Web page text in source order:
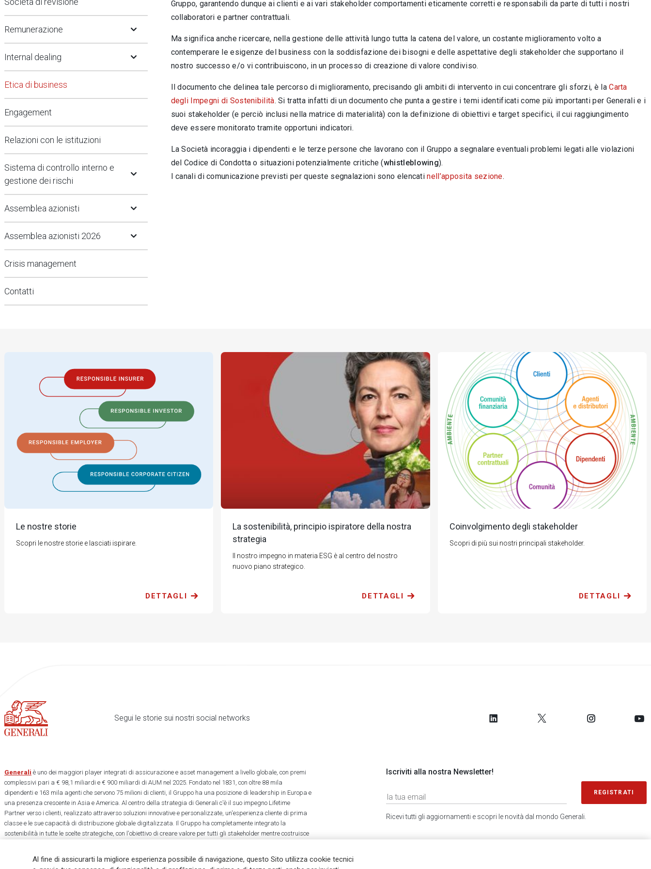
Remunerazione Open Submenu
Internal dealing Open Submenu
Etica di business
Engagement
Relazioni con le istituzioni
Sistema di controllo interno e
gestione dei rischi
Assemblea azionisti Open Submenu
Assemblea azionisti 2026 Open Submenu
Crisis management
Contatti
Gruppo, garantendo dunque ai clienti e ai vari stakeholder comportamenti eticamente corretti e responsabili da parte di tutti i nostri
collaboratori e partner contrattuali.
Ma significa anche ricercare, nella gestione delle attività lungo tutta la catena del valore, un costante miglioramento volto a
contemperare le esigenze del business con la soddisfazione dei bisogni e delle aspettative degli stakeholder che supportano il
nostro successo e/o vi contribuiscono, in un processo di creazione di valore condiviso.
Il documento che delinea tale percorso di miglioramento, precisando gli ambiti di intervento in cui concentrare gli sforzi, è laCarta
degli Impegni di Sostenibilità. Si tratta infatti di un documento che punta a gestire i temi identificati come più importanti per Generali e i
suoi stakeholder (e perciò inclusi nella matrice di materialità) con la definizione di obiettivi e target specifici, il cui raggiungimento
deve essere monitorato tramite opportuni indicatori.
La Società incoraggia i dipendenti e le terze persone che lavorano con il Gruppo a segnalare eventuali problemi legati alle violazioni
del Codice di Condotta o situazioni potenzialmente critiche (whistleblowing).
I canali di comunicazione previsti per queste segnalazioni sono elencatinell’apposita sezione.
Le nostre storie
Scopri le nostre storie e lasciati ispirare.
DETTAGLI
La sostenibilità, principio ispiratore della nostra
strategia
Il nostro impegno in materia ESG è al centro del nostro
nuovo piano strategico.
DETTAGLI
Coinvolgimento degli stakeholder
Scopri di più sui nostri principali stakeholder.
DETTAGLI
Segui le storie sui nostri social networks
Iscriviti alla nostra Newsletter!
REGISTRATI
Ricevi tutti gli aggiornamenti e scopri le novità dal mondo Generali.
Generali è uno dei maggiori player integrati di assicurazione e asset management a livello globale, con premi
complessivi pari a € 98,1 miliardi e € 900 miliardi di AUM nel 2025. Fondato nel 1831, con oltre 88 mila
dipendenti e 163 mila agenti che servono 75 milioni di clienti, il Gruppo ha una posizione di leadership in Europa e
una presenza crescente in Asia e America. Al centro della strategia di Generali c'è il suo impegno Lifetime
Partner verso i clienti, realizzato attraverso soluzioni innovative e personalizzate, un'esperienza cliente di prima
classe e le sue capacità di distribuzione globale digitalizzata. Il Gruppo ha completamente integrato la
sostenibilità in tutte le scelte strategiche, con l'obiettivo di creare valore per tutti gli stakeholder mentre costruisce
Al fine di assicurarti la migliore esperienza possibile di navigazione, questo Sito utilizza cookie tecnici